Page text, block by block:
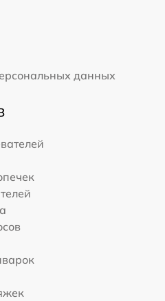
данных